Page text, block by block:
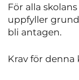
För alla
uppfyller
bli antagen.
Krav för denna